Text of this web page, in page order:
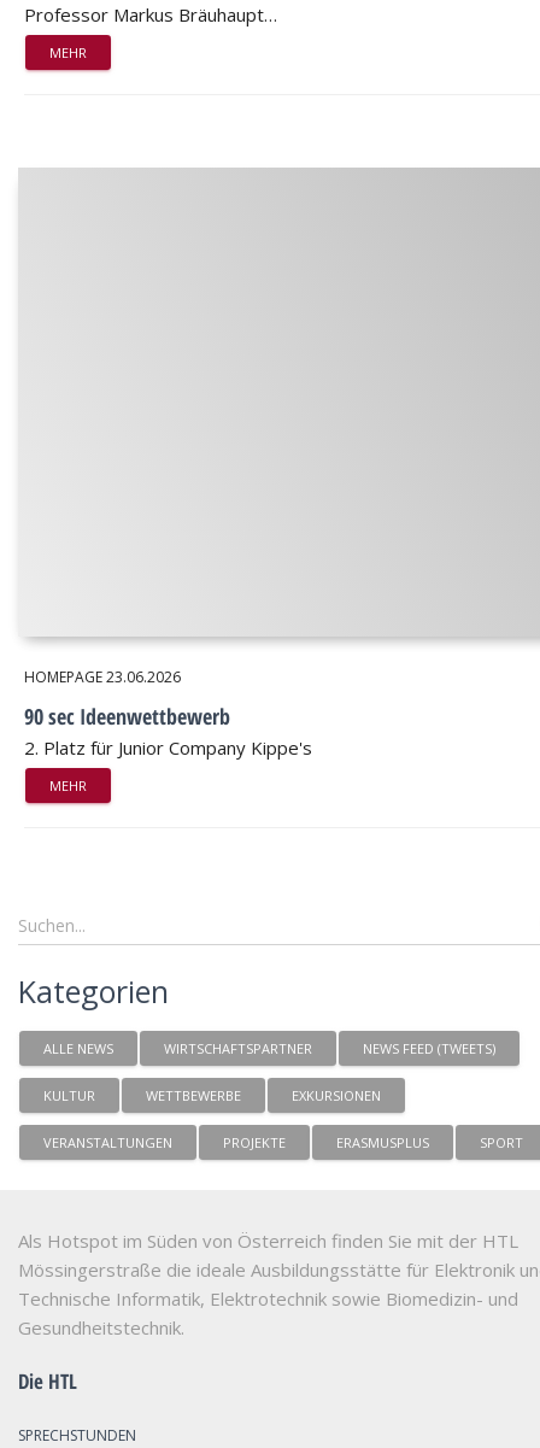
Professor Markus Bräuhaupt…
MEHR
HOMEPAGE23.06.2026
90 sec Ideenwettbewerb
2. Platz für Junior Company Kippe's
MEHR
Kategorien
ALLE NEWS WIRTSCHAFTSPARTNER NEWS FEED (TWEETS)
KULTUR WETTBEWERBE EXKURSIONEN
VERANSTALTUNGEN PROJEKTE ERASMUSPLUS SPORT
Als Hotspot im Süden von Österreich finden Sie mit der HTL
Mössingerstraße die ideale Ausbildungsstätte für Elektronik
Technische Informatik, Elektrotechnik sowie Biomedizin- und
Gesundheitstechnik.
Die HTL
SPRECHSTUNDEN